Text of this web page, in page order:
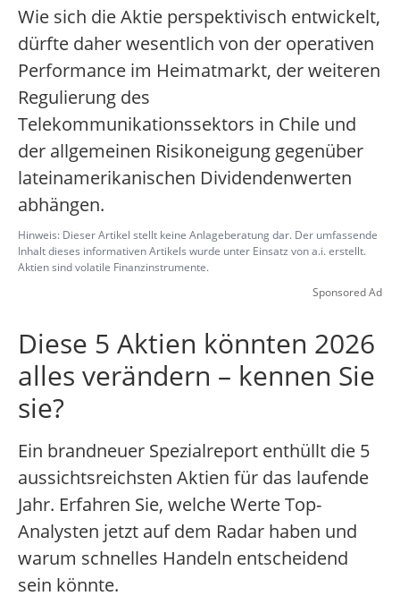
Wie sich die Aktie perspektivisch entwickelt,
dürfte daher wesentlich von der operativen
Performance im Heimatmarkt, der weiteren
Regulierung des
Telekommunikationssektors in Chile und
der allgemeinen Risikoneigung gegenüber
lateinamerikanischen Dividendenwerten
abhängen.
Hinweis: Dieser Artikel stellt keine Anlageberatung dar. Der umfassende
Inhalt dieses informativen Artikels wurde unter Einsatz von a.i. erstellt.
Aktien sind volatile Finanzinstrumente.
Sponsored Ad
Diese 5 Aktien könnten 2026
alles verändern – kennen Sie
sie?
Ein brandneuer Spezialreport enthüllt die 5
aussichtsreichsten Aktien für das laufende
Jahr. Erfahren Sie, welche Werte Top-
Analysten jetzt auf dem Radar haben und
warum schnelles Handeln entscheidend
sein könnte.